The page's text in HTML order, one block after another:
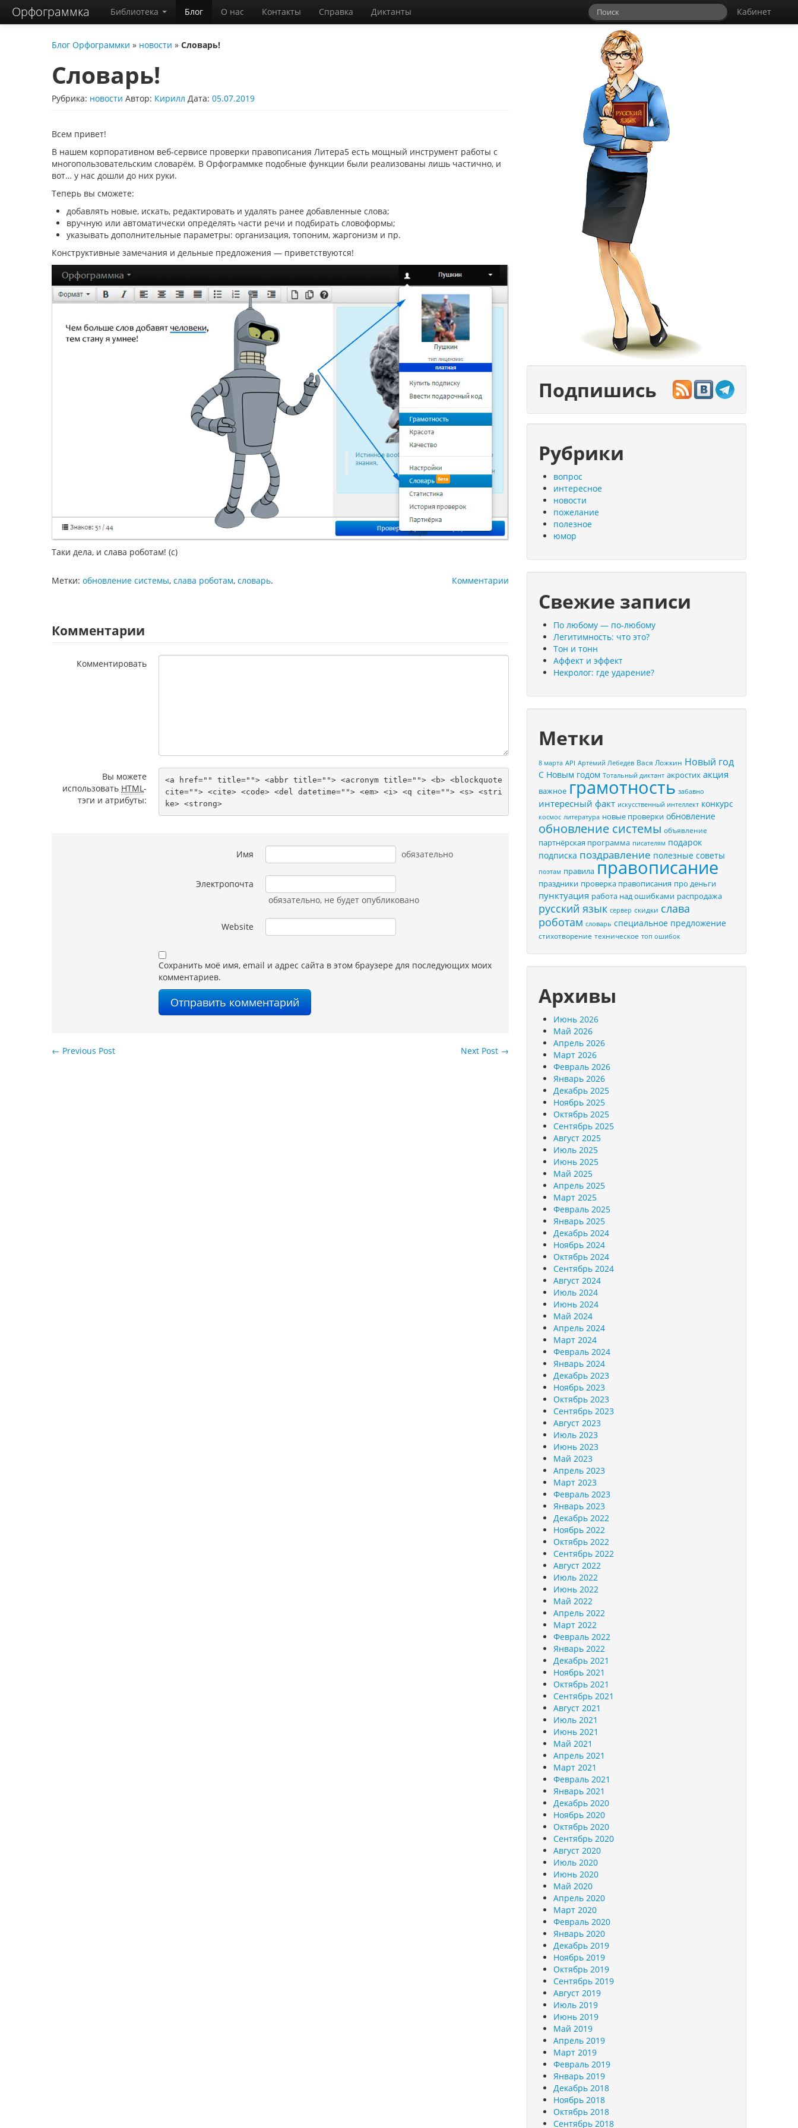
Орфограммка Кабинет
Библиотека Блог О нас Контакты Справка Диктанты
Блог Орфограммки » новости » Словарь!
Словарь!
Рубрика: новости Автор: Кирилл Дата: 05.07.2019
Всем привет!
В нашем корпоративном веб-сервисе проверки правописания Литера5 есть мощный инструмент работы с
многопользовательским словарём. В Орфограммке подобные функции были реализованы лишь частично, и
вот… у нас дошли до них руки.
Теперь вы сможете:
добавлять новые, искать, редактировать и удалять ранее добавленные слова;
вручную или автоматически определять части речи и подбирать словоформы;
указывать дополнительные параметры: организация, топоним, жаргонизм и пр.
Конструктивные замечания и дельные предложения — приветствуются!
Таки дела, и слава роботам! (с)
Комментарии
Метки: обновление системы, слава роботам, словарь.
Комментарии
Комментировать
Вы можете
использовать HTML-
тэги и атрибуты:
<a href="" title=""> <abbr title=""> <acronym title=""> <b> <blockquote
cite=""> <cite> <code> <del datetime=""> <em> <i> <q cite=""> <s> <stri
ke> <strong>
Имя обязательно
Электропочта
обязательно, не будет опубликовано
Website
Сохранить моё имя, email и адрес сайта в этом браузере для последующих моих
комментариев.
Next Post →
← Previous Post
Подпишись
Рубрики
вопрос
интересное
новости
пожелание
полезное
юмор
Свежие записи
По любому — по-любому
Легитимность: что это?
Тон и тонн
Аффект и эффект
Некролог: где ударение?
Метки
8 марта API Артемий Лебедев Вася Ложкин Новый год
С Новым годом Тотальный диктант акростих акция
важное грамотность забавно
интересный факт искусственный интеллект конкурс
космос литература новые проверки обновление
обновление системы объявление
партнёрская программа писателям подарок
подписка поздравление полезные советы
поэтам правила правописание
праздники проверка правописания про деньги
пунктуация работа над ошибками распродажа
русский язык сервер скидки слава
роботам словарь специальное предложение
стихотворение техническое топ ошибок
Архивы
Июнь 2026
Май 2026
Апрель 2026
Март 2026
Февраль 2026
Январь 2026
Декабрь 2025
Ноябрь 2025
Октябрь 2025
Сентябрь 2025
Август 2025
Июль 2025
Июнь 2025
Май 2025
Апрель 2025
Март 2025
Февраль 2025
Январь 2025
Декабрь 2024
Ноябрь 2024
Октябрь 2024
Сентябрь 2024
Август 2024
Июль 2024
Июнь 2024
Май 2024
Апрель 2024
Март 2024
Февраль 2024
Январь 2024
Декабрь 2023
Ноябрь 2023
Октябрь 2023
Сентябрь 2023
Август 2023
Июль 2023
Июнь 2023
Май 2023
Апрель 2023
Март 2023
Февраль 2023
Январь 2023
Декабрь 2022
Ноябрь 2022
Октябрь 2022
Сентябрь 2022
Август 2022
Июль 2022
Июнь 2022
Май 2022
Апрель 2022
Март 2022
Февраль 2022
Январь 2022
Декабрь 2021
Ноябрь 2021
Октябрь 2021
Сентябрь 2021
Август 2021
Июль 2021
Июнь 2021
Май 2021
Апрель 2021
Март 2021
Февраль 2021
Январь 2021
Декабрь 2020
Ноябрь 2020
Октябрь 2020
Сентябрь 2020
Август 2020
Июль 2020
Июнь 2020
Май 2020
Апрель 2020
Март 2020
Февраль 2020
Январь 2020
Декабрь 2019
Ноябрь 2019
Октябрь 2019
Сентябрь 2019
Август 2019
Июль 2019
Июнь 2019
Май 2019
Апрель 2019
Март 2019
Февраль 2019
Январь 2019
Декабрь 2018
Ноябрь 2018
Октябрь 2018
Сентябрь 2018